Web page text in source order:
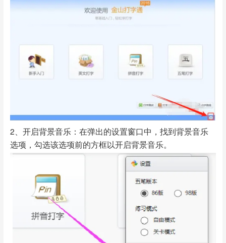
2、开启背景音乐：在弹出的设置窗口中，找到背景音乐
选项，勾选该选项前的方框以开启背景音乐。